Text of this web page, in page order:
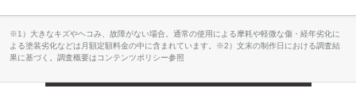
※1）大きなキズやヘコみ、故障がない場合。通常の使用による摩耗や軽微な傷・経年劣化に
よる塗装劣化などは月額定額料金の中に含まれています。※2）文末の制作日における調査結
果に基づく。調査概要はコンテンツポリシー参照